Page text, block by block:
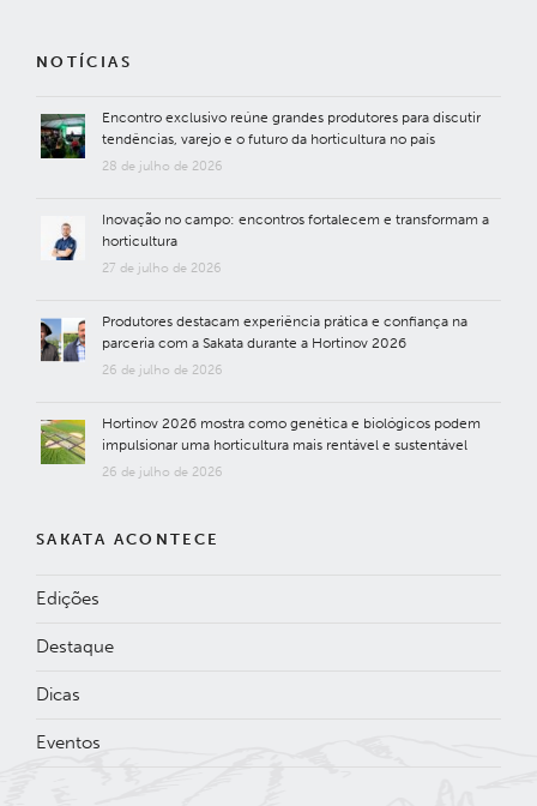
NOTÍCIAS
Encontro exclusivo reúne grandes produtores para discutir
tendências, varejo e o futuro da horticultura no país
28 de julho de 2026
Inovação no campo: encontros fortalecem e transformam a
horticultura
27 de julho de 2026
Produtores destacam experiência prática e confiança na
parceria com a Sakata durante a Hortinov 2026
26 de julho de 2026
Hortinov 2026 mostra como genética e biológicos podem
impulsionar uma horticultura mais rentável e sustentável
26 de julho de 2026
SAKATA ACONTECE
Edições
Destaque
Dicas
Eventos